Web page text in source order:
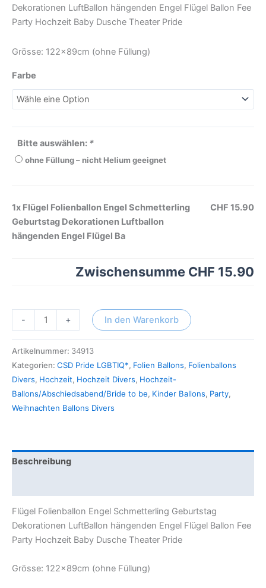
Dekorationen LuftBallon hängenden Engel Flügel Ballon Fee
Party Hochzeit Baby Dusche Theater Pride
Grösse: 122x89cm (ohne Füllung)
Farbe
Bitte auswählen: *
ohne Füllung – nicht Helium geeignet
1x Flügel Folienballon Engel Schmetterling
Geburtstag Dekorationen Luftballon
hängenden Engel Flügel Ba
CHF 15.90
Zwischensumme CHF 15.90
- + In den Warenkorb
Artikelnummer: 34913
Kategorien: CSD Pride LGBTIQ*, Folien Ballons, Folienballons
Divers, Hochzeit, Hochzeit Divers, Hochzeit-
Ballons/Abschiedsabend/Bride to be, Kinder Ballons, Party,
Weihnachten Ballons Divers
Beschreibung
Flügel Folienballon Engel Schmetterling Geburtstag
Dekorationen LuftBallon hängenden Engel Flügel Ballon Fee
Party Hochzeit Baby Dusche Theater Pride
Grösse: 122x89cm (ohne Füllung)